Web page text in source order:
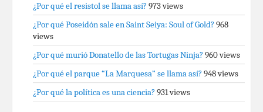
¿Por qué el resistol se llama así? 973 views
¿Por qué Poseidón sale en Saint Seiya: Soul of Gold? 968
views
¿Por qué murió Donatello de las Tortugas Ninja? 960 views
¿Por qué el parque “La Marquesa” se llama así? 948 views
¿Por qué la política es una ciencia? 931 views